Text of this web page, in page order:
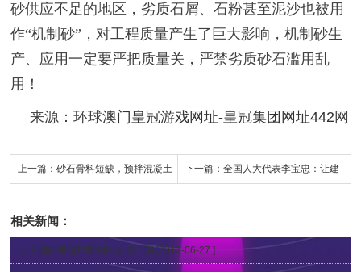
砂供应不足的地区，劣质石屑、石粉甚至泥沙也被用
作“机制砂”，对工程质量产生了巨大影响，机制砂生
产、应用一定要严把质量关，严禁劣质砂石滥用乱
用！
来源：环球澳门皇冠游戏网址-皇冠集团网址442 网
上一篇： 砂石骨料短缺，预拌混凝土 下一篇：全国人大代表李宝忠：让建
相关新闻：
未来国内建筑垃圾制砖前景广阔 [2012-06-27 ]